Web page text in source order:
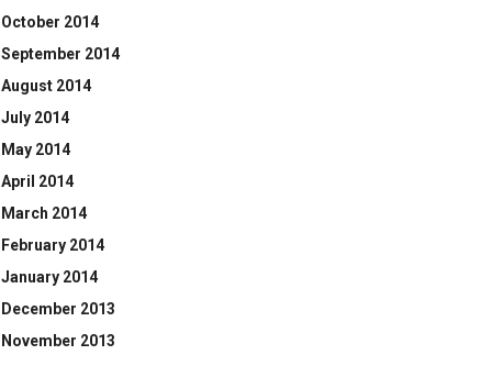
October 2014
September 2014
August 2014
July 2014
May 2014
April 2014
March 2014
February 2014
January 2014
December 2013
November 2013